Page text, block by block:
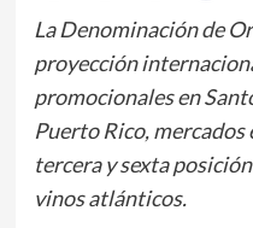
La Denominación de
proyección
promocionales en
Puerto Rico,
tercera y sexta
vinos atlánticos.